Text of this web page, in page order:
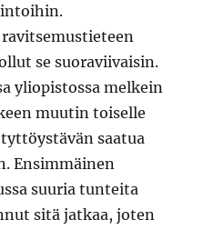
se suoraviivaisin.
yliopistossa melkein
muutin toiselle
saatua
Ensimmäinen
suuria tunteita
sitä jatkaa, joten